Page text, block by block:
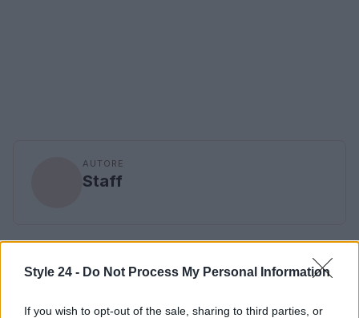
Style 24 - Do Not Process My Personal Information
If you wish to opt-out of the sale, sharing to third parties, or
AUTORE
Staff